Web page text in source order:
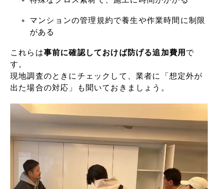
マンションの管理規約で養生や作業時間に制限
がある
これらは事前に確認しておけば防げる追加費用 で
す。
現地調査のときにチェックして、業者に「想定外が
出た場合の対応」も聞いておきましょう。